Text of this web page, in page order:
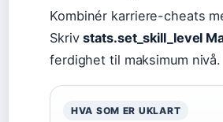
Kombinér karriere-cheats
Skrivstats.set_skill_level
ferdighet til maksimum nivå.
HVA SOM ER UKLART